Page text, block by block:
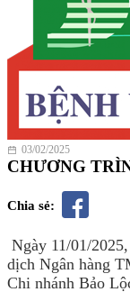
03/02/2025
CHƯƠNG
Chia sẻ:
Ngày 11/01/
dịch Ngân hàng
Chi nhánh Bảo